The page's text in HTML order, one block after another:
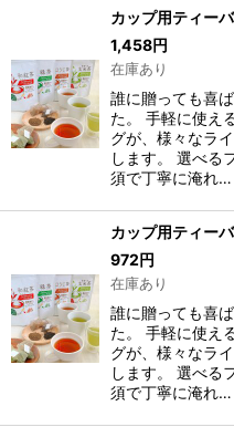
カップ用ティー
1,458円
在庫あり
誰に贈っても喜
た。 手軽に使え
グが、様々なラ
します。 選べる
須で丁寧に淹れ…
カップ用ティー
972円
在庫あり
誰に贈っても喜
た。 手軽に使え
グが、様々なラ
します。 選べる
須で丁寧に淹れ…